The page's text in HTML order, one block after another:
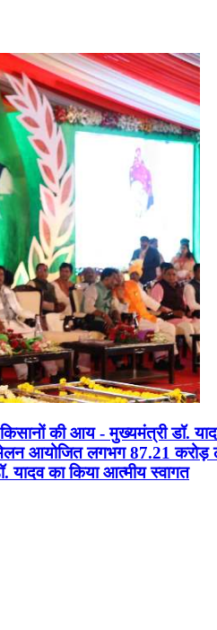
की आय - मुख्यमंत्री डॉ.
आयोजित लगभग 87.21 करोड़
यादव का किया आत्मीय स्वागत